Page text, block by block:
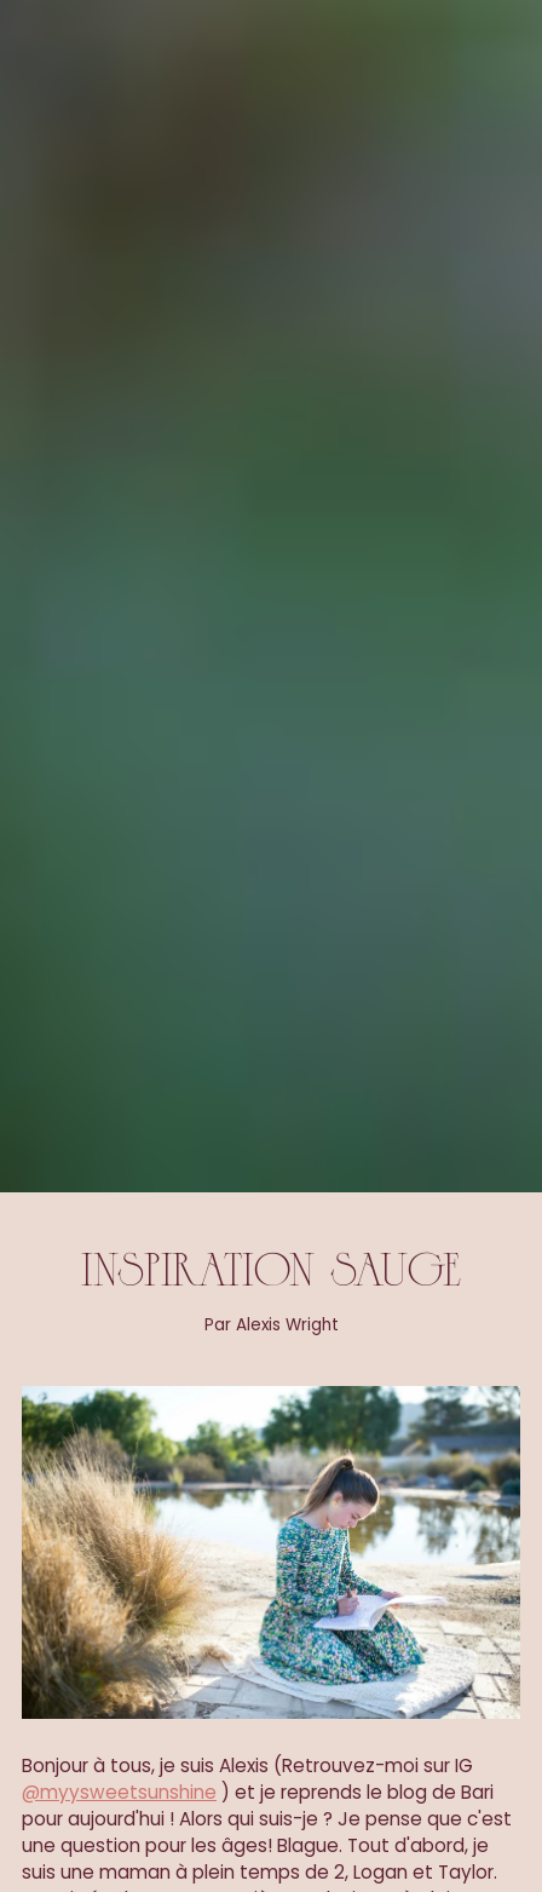
INSPIRATION SAUGE
Par Alexis Wright
Bonjour à tous, je suis Alexis (Retrouvez-moi sur IG
@myysweetsunshine ) et je reprends le blog de Bari
pour aujourd'hui ! Alors qui suis-je ? Je pense que c'est
une question pour les âges! Blague. Tout d'abord, je
suis une maman à plein temps de 2, Logan et Taylor.